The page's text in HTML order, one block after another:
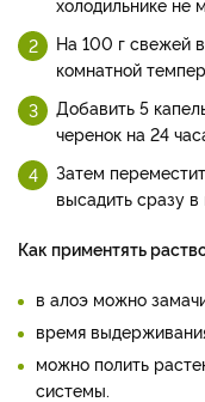
На 100 г свежей
комнатной
Добавить 5
черенок на 24
Затем
высадить сразу в
Как приментять
в алоэ можно
время
можно полить
системы.